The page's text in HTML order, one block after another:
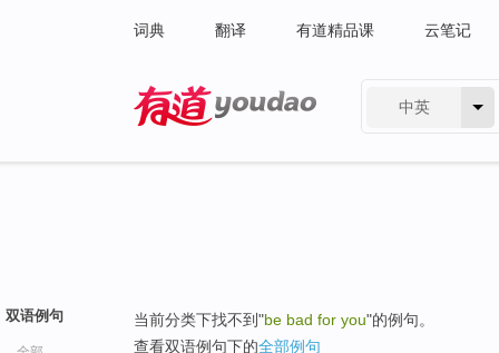
词典 翻译 有道精品课 云笔记
中英
双语例句 当前分类下找不到"be bad for you"的例句。
查看双语例句下的全部例句